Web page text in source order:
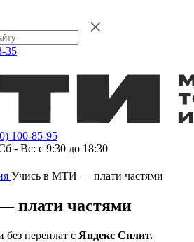
35
100-85-95
- Вс: с 9:30 до 18:30
Учись в МТИ — плати частями
плати частями
без переплат с Яндекс Сплит.